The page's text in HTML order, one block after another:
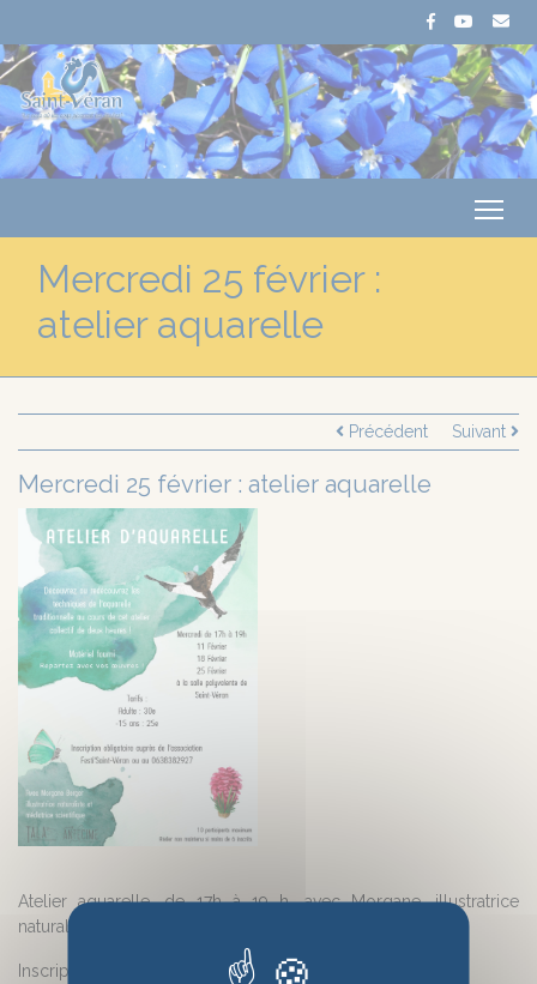
Mercredi 25 février :
atelier aquarelle
Précédent Suivant
Mercredi 25 février : atelier aquarelle
Atelier aquarelle, de 17h à 19 h, avec Morgane, illustratrice
naturaliste.
Inscription obligatoire au 06 38 38 29 27